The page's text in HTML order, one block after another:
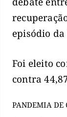
episódio da
Foi eleito
contra
PANDEMIA DE